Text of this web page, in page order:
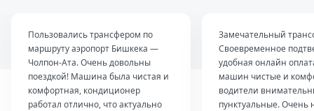
Пользовались трансфером по
маршруту аэропорт Бишкека —
Чолпон-Ата. Очень довольны
поездкой! Машина была чистая и
комфортная, кондиционер
работал отлично, что актуально
Замечательный
Своевременное
удобная онлайн
машин чистые и
водители
пунктуальные. Очень